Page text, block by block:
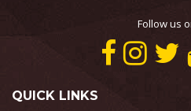
Follow us
QUICK LINKS